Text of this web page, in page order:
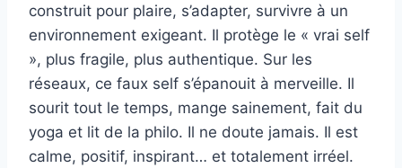
construit pour plaire, s’adapter, survivre à un
environnement exigeant. Il protège le « vrai self
», plus fragile, plus authentique. Sur les
réseaux, ce faux self s’épanouit à merveille. Il
sourit tout le temps, mange sainement, fait du
yoga et lit de la philo. Il ne doute jamais. Il est
calme, positif, inspirant… et totalement irréel.